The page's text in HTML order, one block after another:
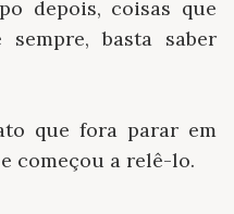
depois, coisas que
basta saber
que fora parar em
começou a relê-lo.